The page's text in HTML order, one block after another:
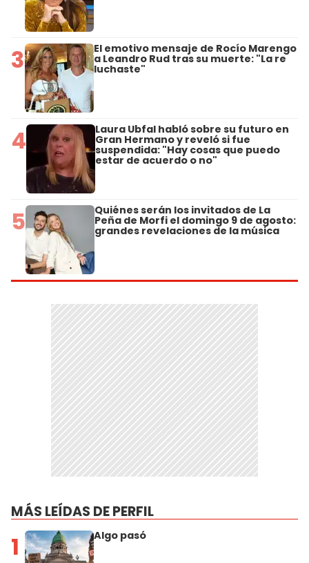
3 El emotivo mensaje de Rocío Marengo
a Leandro Rud tras su muerte: "La re
luchaste"
4 Laura Ubfal habló sobre su futuro en
Gran Hermano y reveló si fue
suspendida: "Hay cosas que puedo
estar de acuerdo o no"
5 Quiénes serán los invitados de La
Peña de Morfi el domingo 9 de agosto:
grandes revelaciones de la música
MÁS LEÍDAS DE PERFIL
1 Algo pasó